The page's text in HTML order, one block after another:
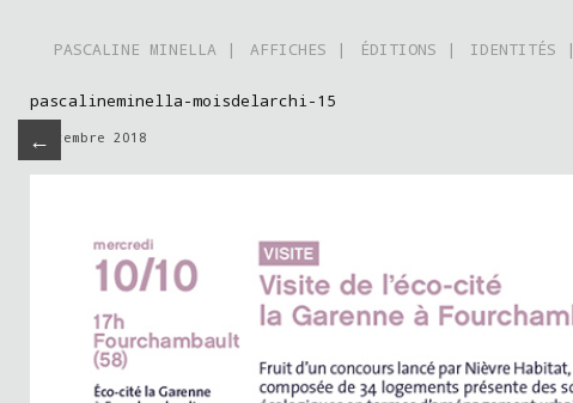
PASCALINE MINELLA | AFFICHES | ÉDITIONS | IDENTITÉS |
←
pascalineminella-moisdelarchi-15
septembre 2018